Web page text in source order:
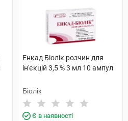
Енкад Біолік розчин для
ін'єкцій 3,5 % 3 мл 10 ампул
Біолік
Є в наявності